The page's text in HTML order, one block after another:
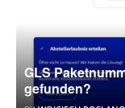
GLS
gefunden?